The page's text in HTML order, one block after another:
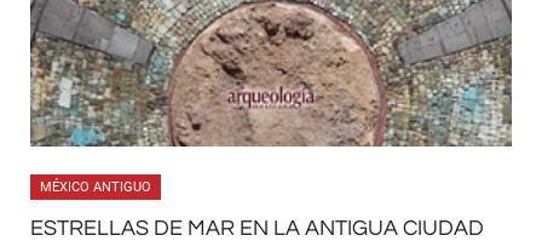
MÉXICO ANTIGUO
ESTRELLAS DE MAR EN LA ANTIGUA CIUDAD